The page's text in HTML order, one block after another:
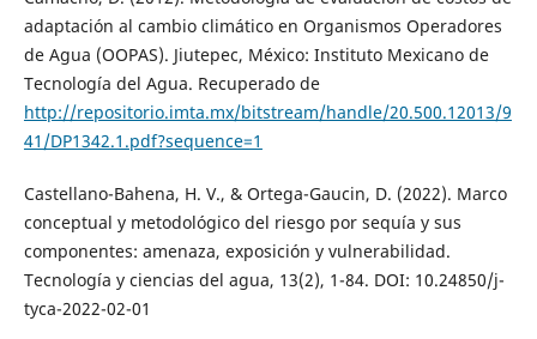
adaptación al cambio climático en Organismos Operadores
de Agua (OOPAS). Jiutepec, México: Instituto Mexicano de
Tecnología del Agua. Recuperado de
http://repositorio.imta.mx/bitstream/handle/20.500.12013/9
41/DP1342.1.pdf?sequence=1
Castellano-Bahena, H. V., & Ortega-Gaucin, D. (2022). Marco
conceptual y metodológico del riesgo por sequía y sus
componentes: amenaza, exposición y vulnerabilidad.
Tecnología y ciencias del agua, 13(2), 1-84. DOI: 10.24850/j-
tyca-2022-02-01